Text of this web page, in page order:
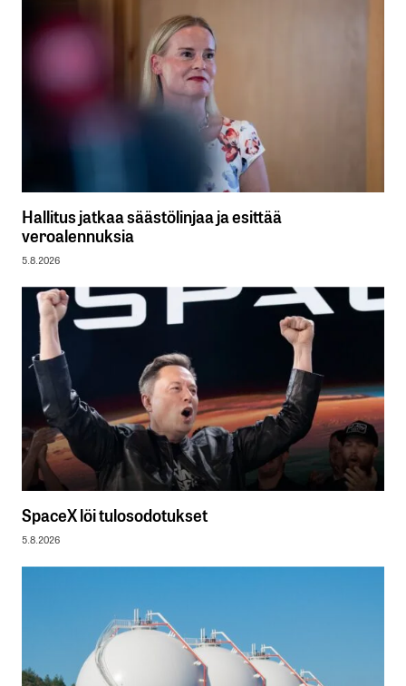
Hallitus jatkaa säästölinjaa ja esittää
veroalennuksia
5.8.2026
SpaceX löi tulosodotukset
5.8.2026